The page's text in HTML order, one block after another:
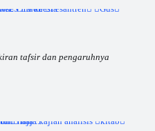
tafsir dan pengaruhnya